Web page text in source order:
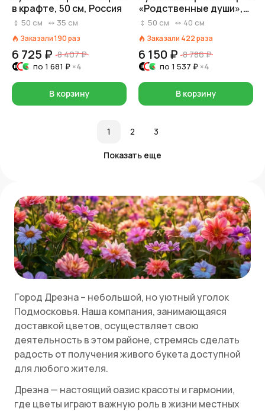
в крафте, 50 см, Россия
50 см 35 см
Заказали190раз
6 725 ₽ 8 407 ₽
по 1 681 ₽ ×4
В корзину
«Родственные души»,
Россия, 50 см
50 см 40 см
Заказали 422раза
6 150 ₽ 8 786 ₽
по 1 537 ₽ ×4
В корзину
1 2 3
Показать еще
Город Дрезна – небольшой, но уютный уголок
Подмосковья. Наша компания, занимающаяся
доставкой цветов, осуществляет свою
деятельность в этом районе, стремясь сделать
радость от получения живого букета доступной
для любого жителя.
Дрезна — настоящий оазис красоты и гармонии,
где цветы играют важную роль в жизни местных